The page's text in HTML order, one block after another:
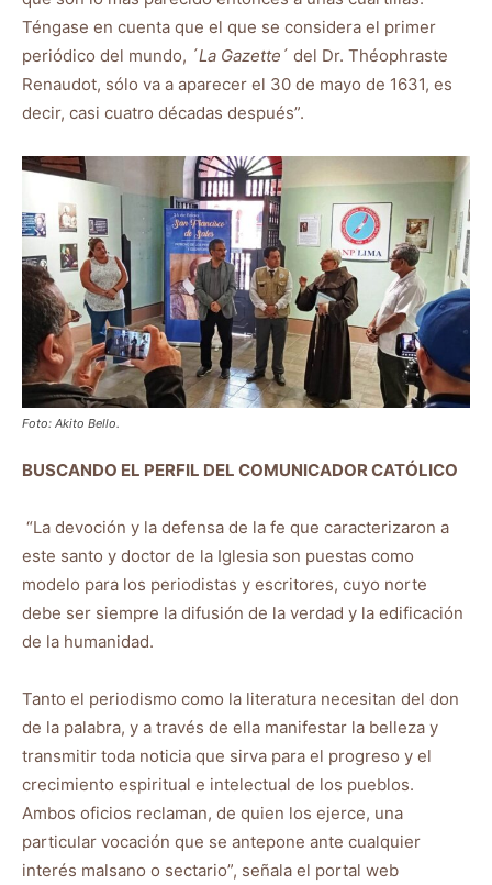
Téngase en cuenta que el que se considera el primer
periódico del mundo, ´La Gazette ´ del Dr. Théophraste
Renaudot, sólo va a aparecer el 30 de mayo de 1631, es
decir, casi cuatro décadas después”.
Foto: Akito Bello.
BUSCANDO EL PERFIL DEL COMUNICADOR CATÓLICO
“La devoción y la defensa de la fe que caracterizaron a
este santo y doctor de la Iglesia son puestas como
modelo para los periodistas y escritores, cuyo norte
debe ser siempre la difusión de la verdad y la edificación
de la humanidad.
Tanto el periodismo como la literatura necesitan del don
de la palabra, y a través de ella manifestar la belleza y
transmitir toda noticia que sirva para el progreso y el
crecimiento espiritual e intelectual de los pueblos.
Ambos oficios reclaman, de quien los ejerce, una
particular vocación que se antepone ante cualquier
interés malsano o sectario”, señala el portal web